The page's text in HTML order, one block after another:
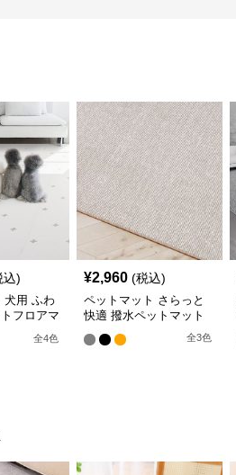
込)
犬用 ふわ
フロアマ
全4色
¥2,960 (税込)
ペットマット さらっと
快適 撥水ペットマット
全3色